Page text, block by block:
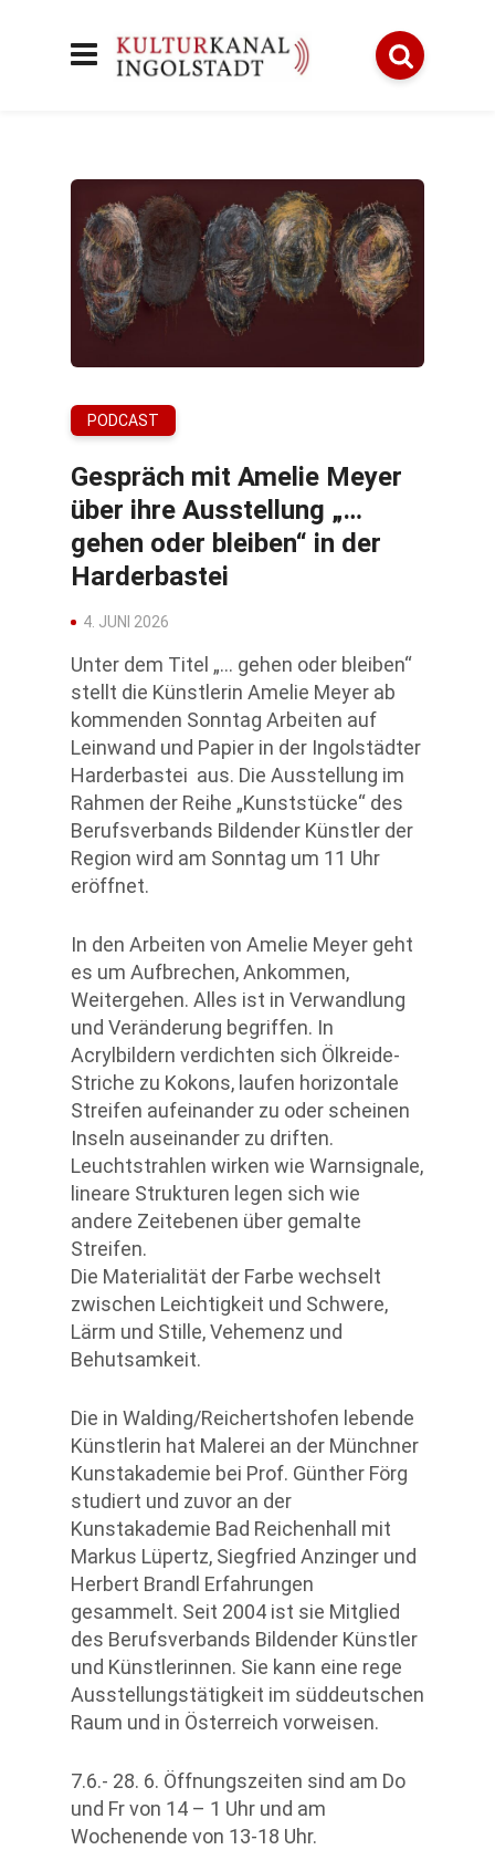
PODCAST
Gespräch mit Amelie Meyer
über ihre Ausstellung „…
gehen oder bleiben“ in der
Harderbastei
4. JUNI 2026
Unter dem Titel „… gehen oder bleiben“
stellt die Künstlerin Amelie Meyer ab
kommenden Sonntag Arbeiten auf
Leinwand und Papier in der Ingolstädter
Harderbastei aus. Die Ausstellung im
Rahmen der Reihe „Kunststücke“ des
Berufsverbands Bildender Künstler der
Region wird am Sonntag um 11 Uhr
eröffnet.
In den Arbeiten von Amelie Meyer geht
es um Aufbrechen, Ankommen,
Weitergehen. Alles ist in Verwandlung
und Veränderung begriffen. In
Acrylbildern verdichten sich Ölkreide-
Striche zu Kokons, laufen horizontale
Streifen aufeinander zu oder scheinen
Inseln auseinander zu driften.
Leuchtstrahlen wirken wie Warnsignale,
lineare Strukturen legen sich wie
andere Zeitebenen über gemalte
Streifen.
Die Materialität der Farbe wechselt
zwischen Leichtigkeit und Schwere,
Lärm und Stille, Vehemenz und
Behutsamkeit.
Die in Walding/Reichertshofen lebende
Künstlerin hat Malerei an der Münchner
Kunstakademie bei Prof. Günther Förg
studiert und zuvor an der
Kunstakademie Bad Reichenhall mit
Markus Lüpertz, Siegfried Anzinger und
Herbert Brandl Erfahrungen
gesammelt. Seit 2004 ist sie Mitglied
des Berufsverbands Bildender Künstler
und Künstlerinnen. Sie kann eine rege
Ausstellungstätigkeit im süddeutschen
Raum und in Österreich vorweisen.
7.6.- 28. 6. Öffnungszeiten sind am Do
und Fr von 14 – 1 Uhr und am
Wochenende von 13-18 Uhr.